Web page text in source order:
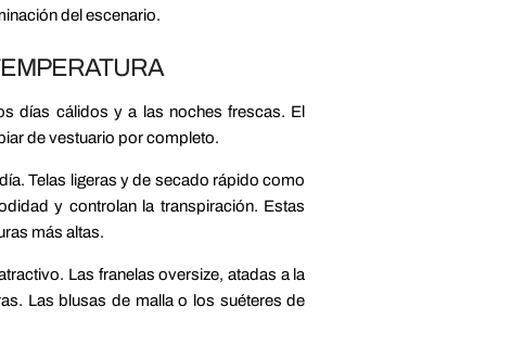
del escenario.
días cálidos y a las noches frescas. El
de vestuario por completo.
Telas ligeras y de secado rápido como
y controlan la transpiración. Estas
más altas.
Las franelas oversize, atadas a la
Las blusas de malla o los suéteres de